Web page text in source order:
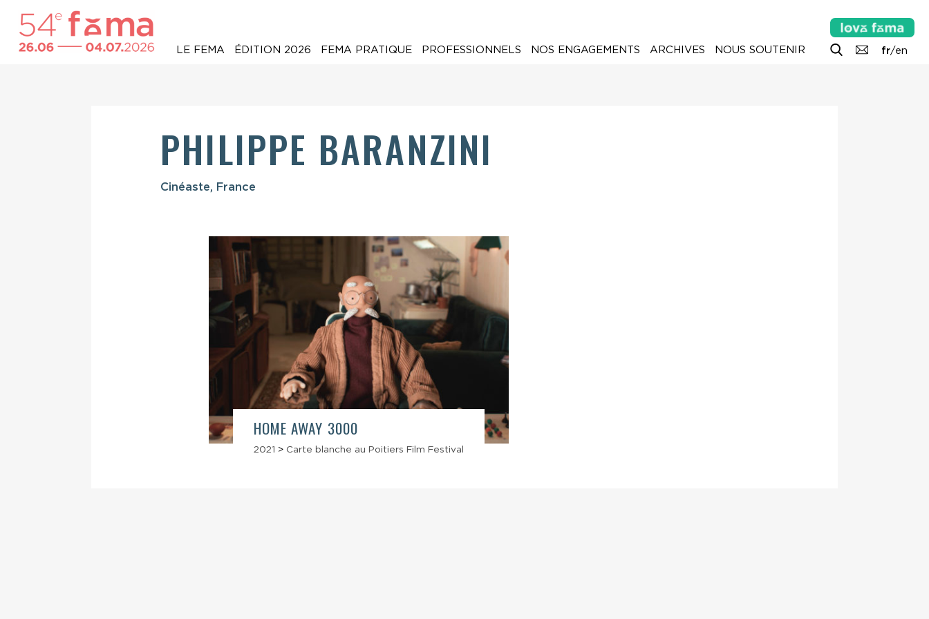
fr/en
LE FEMA ÉDITION 2026 FEMA PRATIQUE PROFESSIONNELS NOS ENGAGEMENTS ARCHIVES NOUS SOUTENIR
PHILIPPE BARANZINI
Cinéaste, France
HOME AWAY 3000
2021 > Carte blanche au Poitiers Film Festival